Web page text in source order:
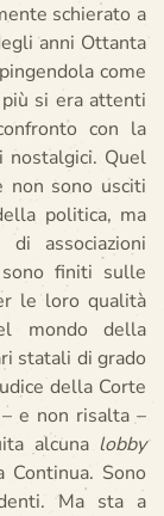
schierato a
anni Ottanta
come
si era attenti
con la
Quel
non sono usciti
politica, ma
associazioni
sono finiti sulle
le loro qualità
mondo della
statali di grado
della Corte
e non risalta –
alcuna lobby
Sono
Ma sta a